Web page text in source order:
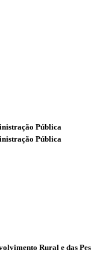
Pública
Pública
Rural e das